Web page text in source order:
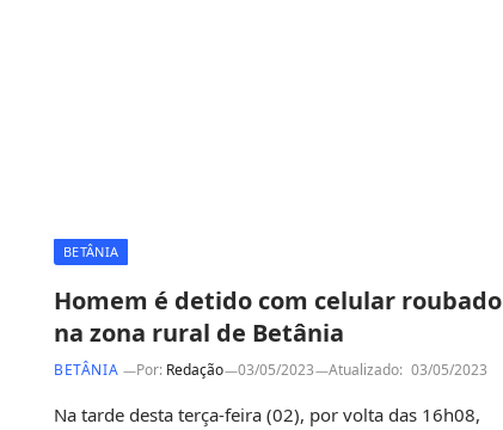
BETÂNIA
Homem é detido com celular roubado
na zona rural de Betânia
BETÂNIA Por: Redação 03/05/2023 Atualizado: 03/05/2023
Na tarde desta terça-feira (02), por volta das 16h08,